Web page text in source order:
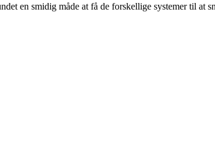
en smidig måde at få de forskellige systemer til at